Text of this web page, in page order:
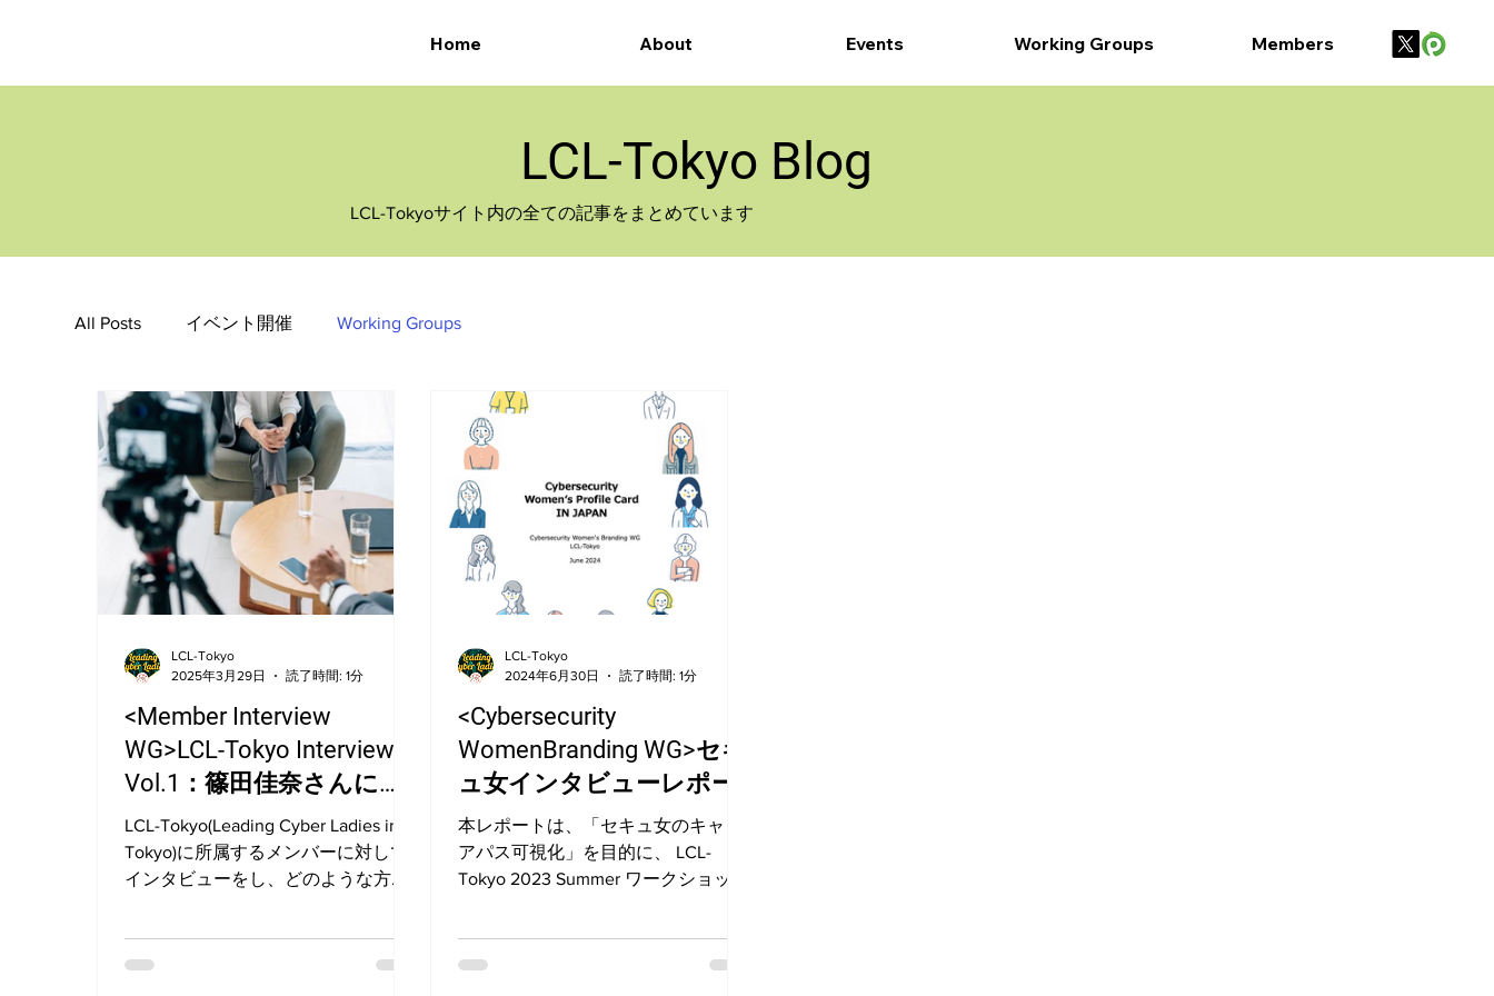
Home About Events Working Groups Members
​LCL-Tokyo Blog
LCL-Tokyoサイト内の全ての記事をまとめています
All Posts イベント開催 Working Groups
<Member Interview
WG>LCL-Tokyo Interview
Vol.1：篠田佳奈さんにイ
ンタビューしました
LCL-Tokyo(Leading Cyber Ladies in
Tokyo)に所属するメンバーに対して
インタビューをし、どのような方が
篠田佳奈さんにインタビューしまし
LCL-Tokyo
2025年3月29日
読了時間: 1分
<Cybersecurity
WomenBranding WG>セキ
ュ女インタビューレポー
トを公開しました！
本レポートは、「セキュ⼥のキャリ
アパス可視化」を⽬的に、 LCL-
Tokyo 2023 Summer ワークショップ
業界に関⼼ ある⼤学⽣を含む14名の
LCL-Tokyo
2024年6月30日
読了時間: 1分